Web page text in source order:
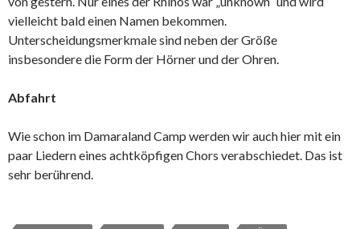
vielleicht bald einen Namen bekommen.
Unterscheidungsmerkmale sind neben der Größe
insbesondere die Form der Hörner und der Ohren.
Abfahrt
Wie schon im Damaraland Camp werden wir auch hier mit ein
paar Liedern eines achtköpfigen Chors verabschiedet. Das ist
sehr berührend.